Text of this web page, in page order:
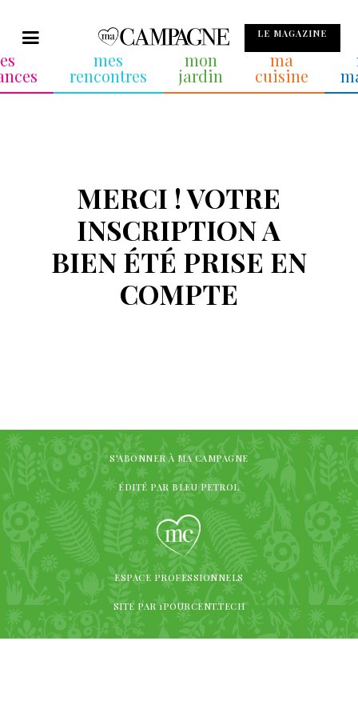
LE MAGAZINE
mes
rencontres
mon
jardin
ma
cuisine
MERCI ! VOTRE
INSCRIPTION A
BIEN ÉTÉ PRISE EN
COMPTE
S'ABONNER À MA CAMPAGNE
ÉDITÉ PAR BLEU PETROL
ESPACE PROFESSIONNELS
SITE PAR 1POURCENT.TECH